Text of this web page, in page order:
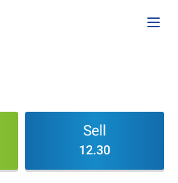
Sell
12.30